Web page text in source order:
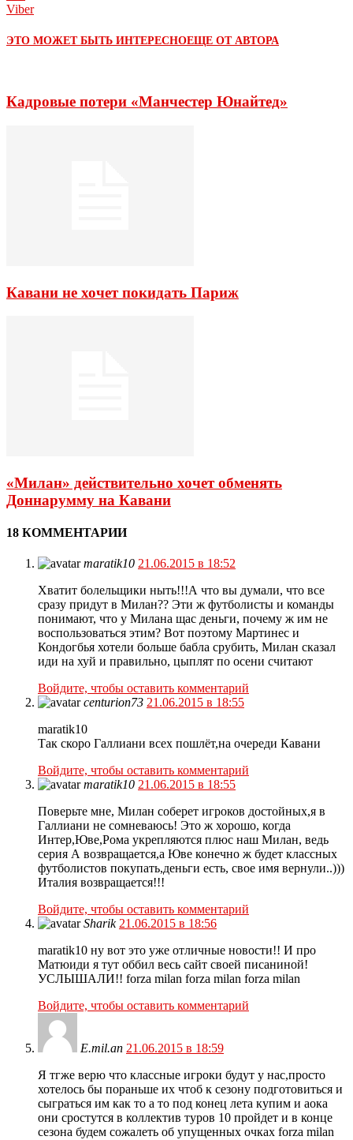
Viber
ЭТО МОЖЕТ БЫТЬ ИНТЕРЕСНОЕЩЕ ОТ АВТОРА
Кадровые потери «Манчестер Юнайтед»
Кавани не хочет покидать Париж
«Милан» действительно хочет обменять
Доннарумму на Кавани
18 КОММЕНТАРИИ
maratik10 21.06.2015 в 18:52
Хватит болельщики ныть!!!А что вы думали, что все
сразу придут в Милан?? Эти ж футболисты и команды
понимают, что у Милана щас деньги, почему ж им не
воспользоваться этим? Вот поэтому Мартинес и
Кондогбья хотели больше бабла срубить, Милан сказал
иди на хуй и правильно, цыплят по осени считают
Войдите, чтобы оставить комментарий
centurion73 21.06.2015 в 18:55
maratik10
Так скоро Галлиани всех пошлёт,на очереди Кавани
Войдите, чтобы оставить комментарий
maratik10 21.06.2015 в 18:55
Поверьте мне, Милан соберет игроков достойных,я в
Галлиани не сомневаюсь! Это ж хорошо, когда
Интер,Юве,Рома укрепляются плюс наш Милан, ведь
серия А возвращается,а Юве конечно ж будет классных
футболистов покупать,деньги есть, свое имя вернули..)))
Италия возвращается!!!
Войдите, чтобы оставить комментарий
Sharik 21.06.2015 в 18:56
maratik10 ну вот это уже отличные новости!! И про
Матюиди я тут оббил весь сайт своей писаниной!
УСЛЫШАЛИ!! forza milan forza milan forza milan
Войдите, чтобы оставить комментарий
E.mil.an 21.06.2015 в 18:59
Я тгже верю что классные игроки будут у нас,просто
хотелось бы пораньше их чтоб к сезону подготовиться и
сыграться им как то а то под конец лета купим и аока
они сростутся в коллектив туров 10 пройдет и в конце
сезона будем сожалеть об упущенных очках forza milan